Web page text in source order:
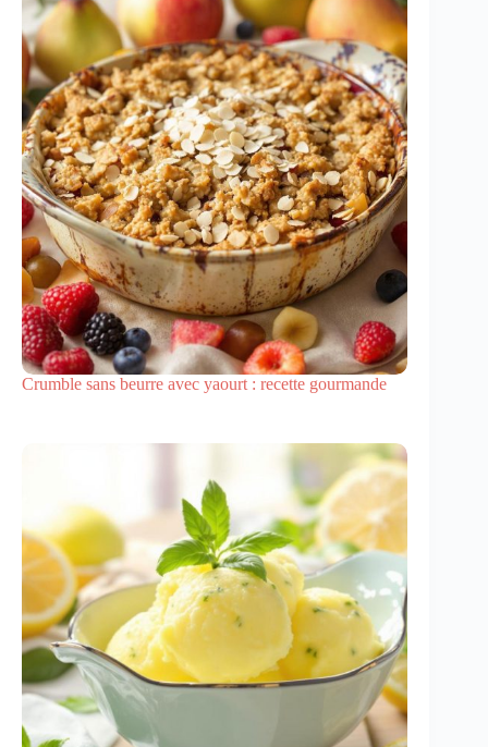
Crumble sans beurre avec yaourt : recette gourmande